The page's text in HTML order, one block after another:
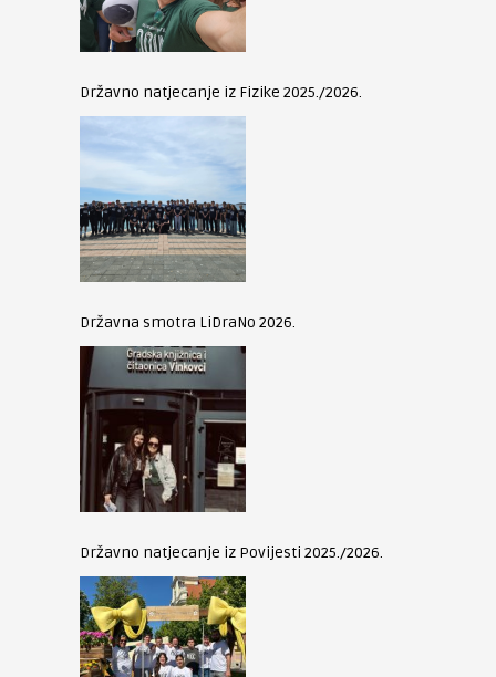
Državno natjecanje iz Fizike 2025./2026.
Državna smotra LiDraNo 2026.
Državno natjecanje iz Povijesti 2025./2026.